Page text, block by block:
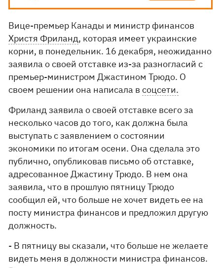
Вице-премьер Канады и министр финансов
Христя Фриланд, которая имеет украинские
корни, в понедельник. 16 декабря, неожиданно
заявила о своей отставке из-за разногласий с
премьер-министром Джастином Трюдо. О
своем решении она написала всоцсети.
Фриланд заявила о своей отставке всего за
несколько часов до того, как должна была
выступать с заявлением о состоянии
экономики по итогам осени. Она сделала это
публично, опубликовав письмо об отставке,
адресованное Джастину Трюдо. В нем она
заявила, что в прошлую пятницу Трюдо
сообщил ей, что больше не хочет видеть ее на
посту министра финансов и предложил другую
должность.
- В пятницу вы сказали, что больше не желаете
видеть меня в должности министра финансов.